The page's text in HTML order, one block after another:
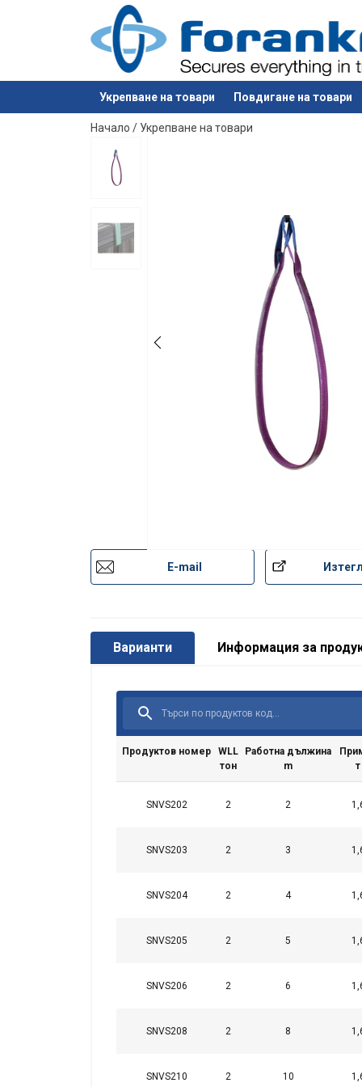
Укрепване на товари Повдигане на товари
е добавен към вашето запитване
Начало / Укрепване на товари
E-mail
Варианти Информация за
Продуктов номер
WLL
тон
Работна дължина
m
т
SNVS202 2 2
SNVS203 2 3
SNVS204 2 4
SNVS205 2 5
SNVS206 2 6
SNVS208 2 8
SNVS210 2 10